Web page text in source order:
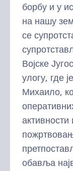
борбу и у
на нашу
се
Војске
улогу, где
Михаило,
обавља